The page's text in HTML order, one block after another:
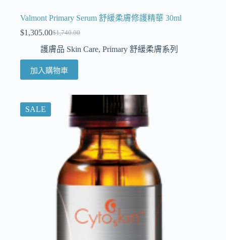
Valmont Primary Serum 舒緩柔膚修護精華 30ml
$1,740.00
$1,305.00
護膚品 Skin Care, Primary 舒緩柔膚系列
加入購物車
SALE